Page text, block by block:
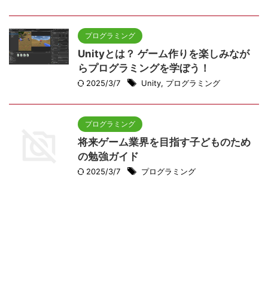
プログラミング
Unityとは？ ゲーム作りを楽しみなが
らプログラミングを学ぼう！
2025/3/7 Unity, プログラミング
プログラミング
将来ゲーム業界を目指す子どものため
の勉強ガイド
2025/3/7 プログラミング